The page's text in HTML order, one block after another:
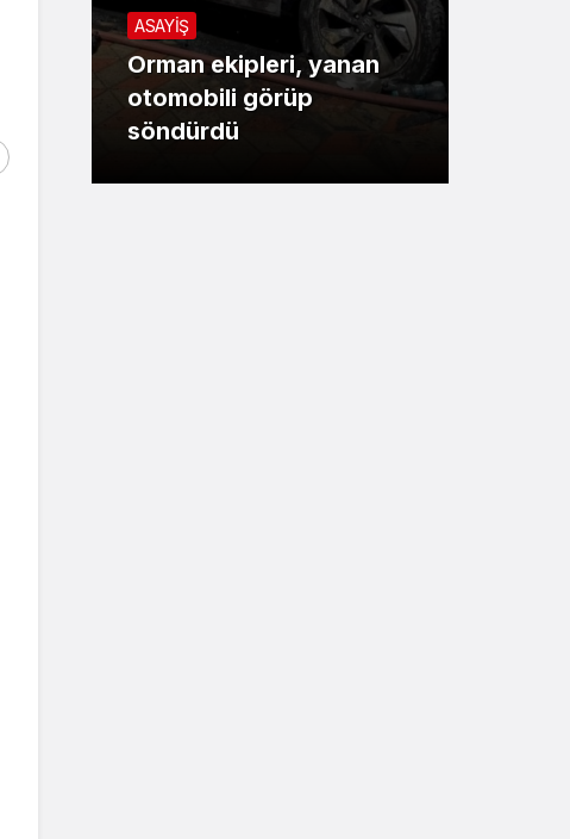
ASAYİŞ
Orman ekipleri, yanan
otomobili görüp
söndürdü